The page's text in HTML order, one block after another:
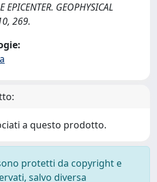
EPICENTER. GEOPHYSICAL
269.
a questo prodotto.
protetti da copyright e
salvo diversa